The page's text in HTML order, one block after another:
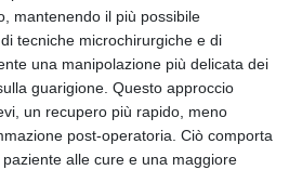
mantenendo il più possibile
tecniche microchirurgiche e di
una manipolazione più delicata dei
guarigione. Questo approccio
un recupero più rapido, meno
post-operatoria. Ciò comporta
alle cure e una maggiore